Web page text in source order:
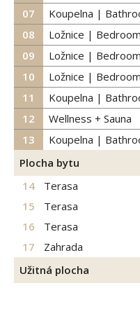
07 Koupelna |
08 Ložnice | Bedroom
09 Ložnice | Bedroom
10 Ložnice | Bedroom
11 Koupelna |
12 Wellness + Sauna
13 Koupelna |
Plocha bytu
14 Terasa
15 Terasa
16 Terasa
17 Zahrada
Užitná plocha